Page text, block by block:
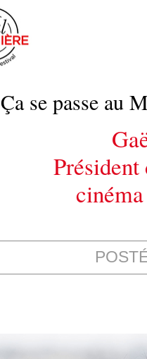
Ça se passe au